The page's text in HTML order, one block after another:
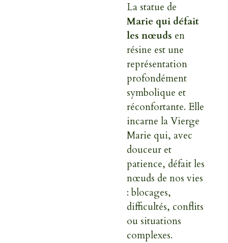
La statue de
Marie qui défait
les nœuds en
résine est une
représentation
profondément
symbolique et
réconfortante. Elle
incarne la Vierge
Marie qui, avec
douceur et
patience, défait les
nœuds de nos vies
: blocages,
difficultés, conflits
ou situations
complexes.